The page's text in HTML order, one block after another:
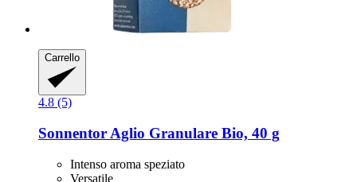
Carrello
4.8 (5)
Sonnentor Aglio Granulare Bio, 40 g
Intenso aroma speziato
Versatile